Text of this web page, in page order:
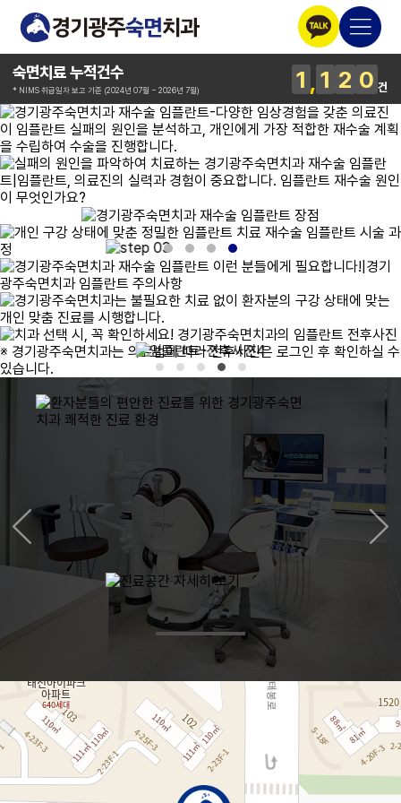
숙면치료 누적건수
* NIMS 취급일자 보고 기준 (2024년 07월 ~ 2026년 7월) 1 1 2 0 건